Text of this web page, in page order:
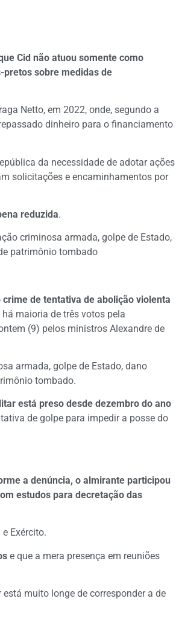
Cid não atuou somente como
sobre medidas de
Netto, em 2022, onde, segundo a
dinheiro para o financiamento
da necessidade de adotar ações
solicitações e encaminhamentos por
reduzida.
criminosa armada, golpe de Estado,
patrimônio tombado
de tentativa de abolição violenta
maioria de três votos pela
(9) pelos ministros Alexandre de
armada, golpe de Estado, dano
tombado.
está preso desde dezembro do ano
de golpe para impedir a posse do
a denúncia, o almirante participou
estudos para decretação das
Exército.
e que a mera presença em reuniões
muito longe de corresponder a de